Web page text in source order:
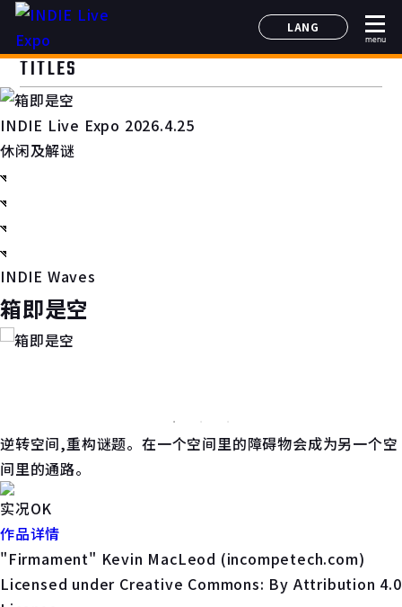
LANG
日本語
menu
TITLES
INDIE Live Expo 2026.4.25
休闲及解谜
INDIE Waves
箱即是空
逆转空间,重构谜题。在一个空间里的障碍物会成为另一个空
间里的通路。
实况OK
作品详情
"Firmament" Kevin MacLeod (incompetech.com)
Licensed under Creative Commons: By Attribution 4.0